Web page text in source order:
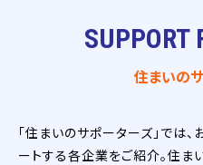
SUPPORT
住まいの
「住まいのサポーターズ」では
ートする各企業をご紹介。住ま